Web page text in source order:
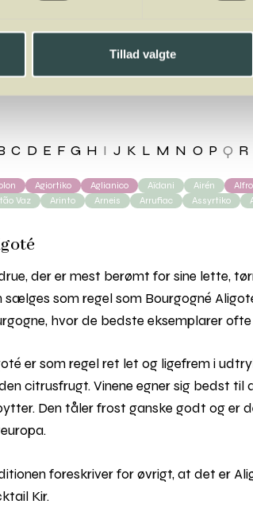
Tillad valgte
C D E F G H I J K L M N O P Q R
Agiortiko Aglianico Aïdani Airén
Vaz
Arinto Arneis Arrufiac Assyrtiko
der er mest berømt for sine lette,
sælges som regel som Bourgogné
hvor de bedste eksemplarer
er som regel ret let og ligefrem i
citrusfrugt. Vinene egner sig bedst
Den tåler frost ganske godt og er
foreskriver for øvrigt, at det er
Kir.